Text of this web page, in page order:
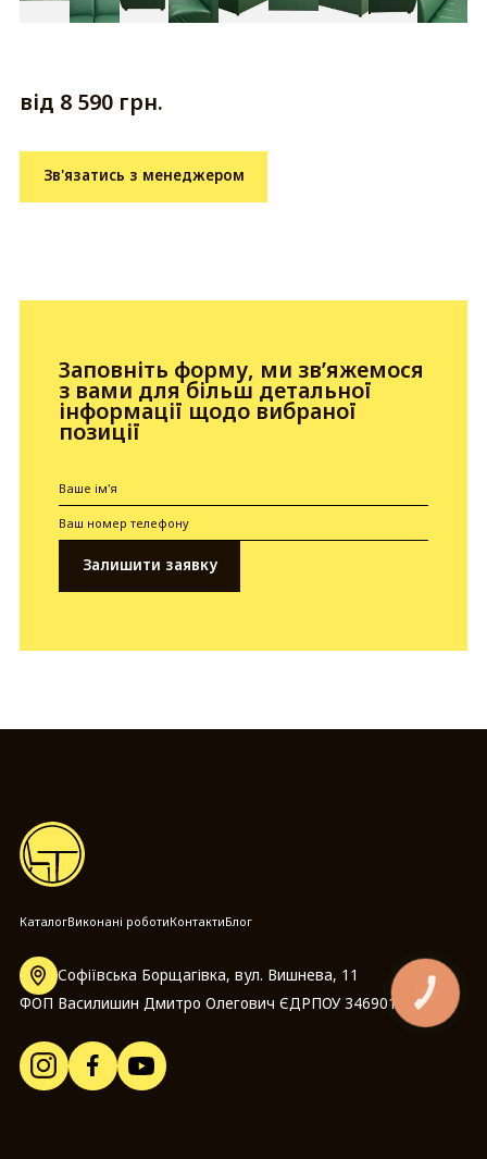
від 8 590 грн.
Зв'язатись з менеджером
Заповніть форму, ми зв’яжемося
з вами для більш детальної
інформації щодо вибраної
позиції
КаталогВиконані роботиКонтактиБлог
Софіївська Борщагівка, вул. Вишнева, 11
ФОП Василишин Дмитро Олегович ЄДРПОУ 3469014097
КНОПКА
ЗВ'ЯЗКУ